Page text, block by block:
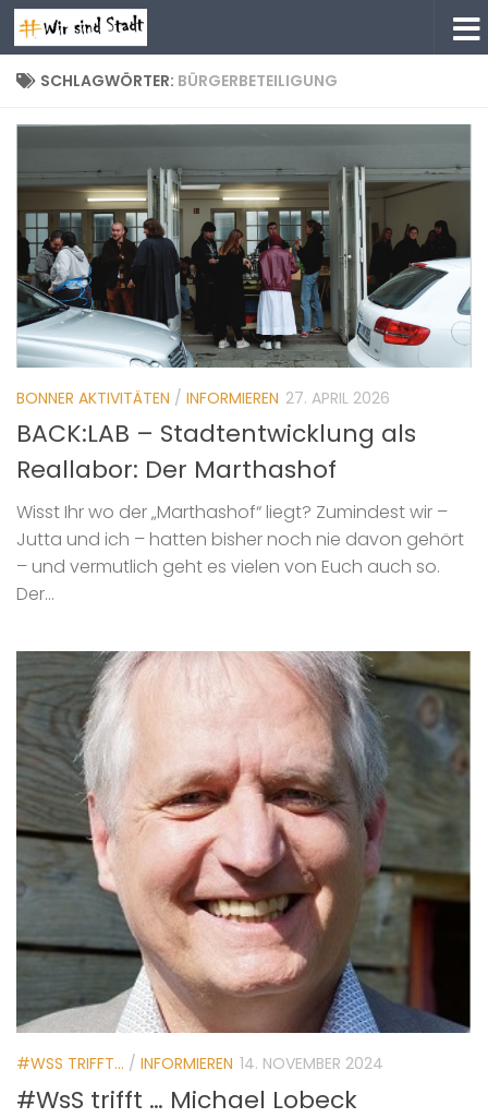
Zum Inhalt springen
SCHLAGWÖRTER: BÜRGERBETEILIGUNG
BONNER AKTIVITÄTEN / INFORMIEREN 27. APRIL 2026
BACK:LAB – Stadtentwicklung als
Reallabor: Der Marthashof
Wisst Ihr wo der „Marthashof“ liegt? Zumindest wir –
Jutta und ich – hatten bisher noch nie davon gehört
– und vermutlich geht es vielen von Euch auch so.
Der...
#WSS TRIFFT... / INFORMIEREN 14. NOVEMBER 2024
#WsS trifft … Michael Lobeck